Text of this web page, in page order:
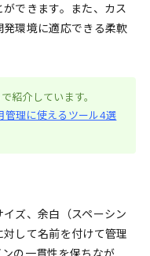
できます。また、カス
環境に適応できる柔軟
紹介しています。
管理に使えるツール4選
ズ、余白（スペーシン
して名前を付けて管理
の一貫性を保ちなが